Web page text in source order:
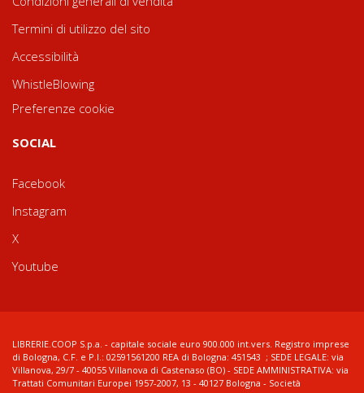
Termini di utilizzo del sito
Accessibilità
WhistleBlowing
Preferenze cookie
SOCIAL
Facebook
Instagram
X
Youtube
LIBRERIE.COOP S.p.a. - capitale sociale euro 900.000 int.vers. Registro imprese
di Bologna, C.F. e P.I.: 02591561200 REA di Bologna: 451543 ; SEDE LEGALE: via
Villanova, 29/7 - 40055 Villanova di Castenaso (BO) - SEDE AMMINISTRATIVA: via
Trattati Comunitari Europei 1957-2007, 13 - 40127 Bologna - Società